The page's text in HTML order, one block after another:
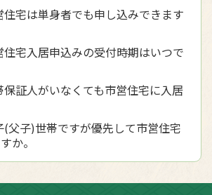
住宅は単身者でも申し込みできます
住宅入居申込みの受付時期はいつで
保証人がいなくても市営住宅に入居
(父子)世帯ですが優先して市営住宅
か。